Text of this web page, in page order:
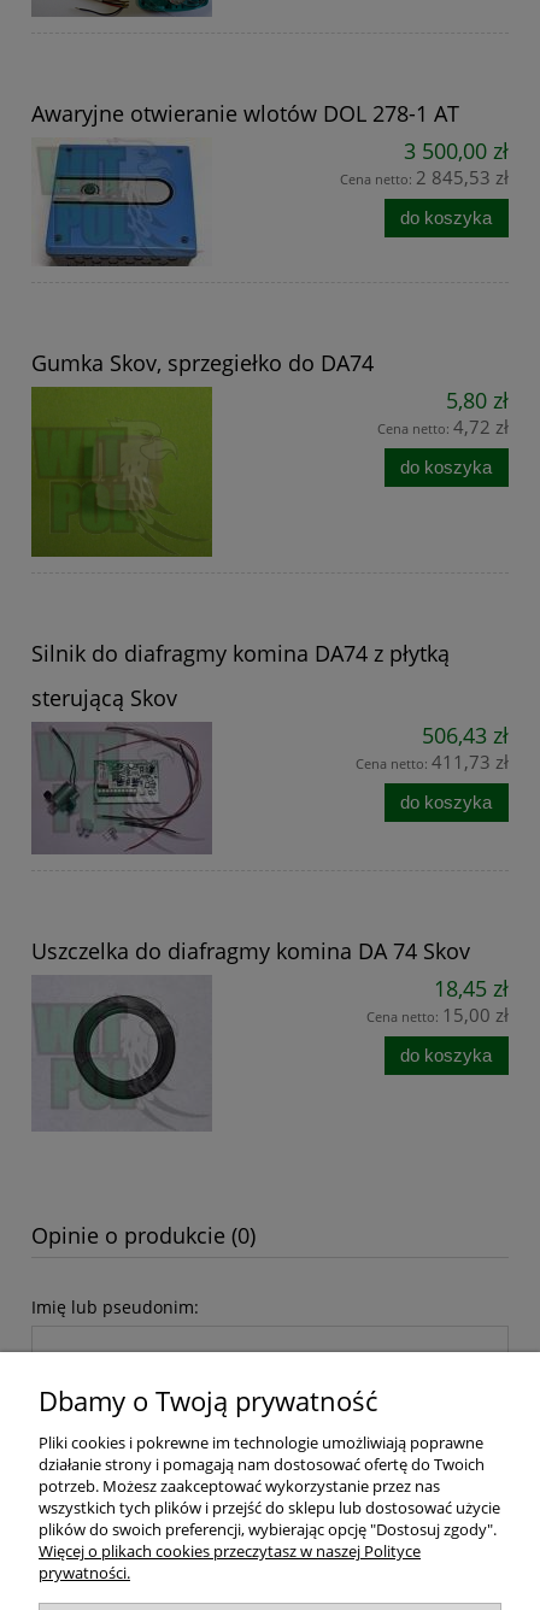
Awaryjne otwieranie wlotów DOL 278-1 AT
3 500,00 zł
Cena netto: 2 845,53 zł
do koszyka
Gumka Skov, sprzegiełko do DA74
5,80 zł
Cena netto: 4,72 zł
do koszyka
Silnik do diafragmy komina DA74 z płytką
sterującą Skov
506,43 zł
Cena netto: 411,73 zł
do koszyka
Uszczelka do diafragmy komina DA 74 Skov
18,45 zł
Cena netto: 15,00 zł
do koszyka
Opinie o produkcie (0)
Imię lub pseudonim:
Twoja opinia:
Dbamy o Twoją prywatność
Pliki cookies i pokrewne im technologie umożliwiają poprawne
działanie strony i pomagają nam dostosować ofertę do Twoich
potrzeb. Możesz zaakceptować wykorzystanie przez nas
wszystkich tych plików i przejść do sklepu lub dostosować użycie
plików do swoich preferencji, wybierając opcję "Dostosuj zgody".
Więcej o plikach cookies przeczytasz w naszej Polityce
prywatności.